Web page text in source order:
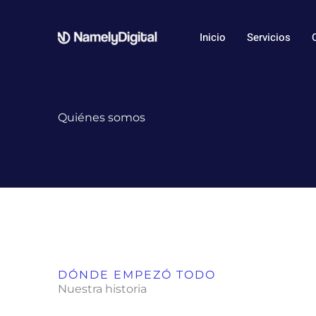
Inicio Servicios
Quiénes somos
DÓNDE EMPEZÓ TODO
Nuestra historia